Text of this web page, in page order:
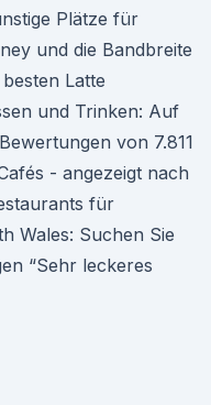
Plätze für
und die Bandbreite
Latte
und Trinken: Auf
von 7.811
- angezeigt nach
für
Wales: Suchen Sie
“Sehr leckeres